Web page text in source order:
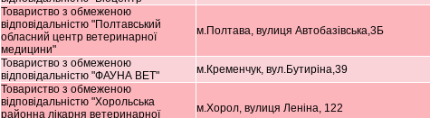
Товариство з обмеженою
відповідальністю "Полтавський
обласний центр ветеринарної
медицини"
м.Полтава, вулиця Автобазівська,3Б
Товариство з обмеженою
відповідальністю "ФАУНА ВЕТ"
м.Кременчук, вул.Бутиріна,39
Товариство з обмеженою
відповідальністю "Хорольська
районна лікарня ветеринарної
м.Хорол, вулиця Леніна, 122